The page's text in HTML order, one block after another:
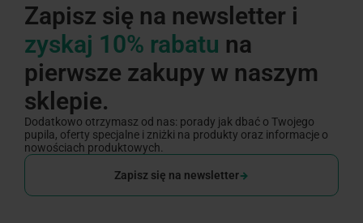
Zapisz się na newsletter i
zyskaj 10% rabatu na
pierwsze zakupy w naszym
sklepie.
Dodatkowo otrzymasz od nas: porady jak dbać o Twojego
pupila, oferty specjalne i zniżki na produkty oraz informacje o
nowościach produktowych.
Zapisz się na newsletter